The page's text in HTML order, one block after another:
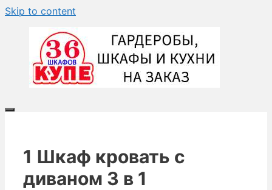
Skip to content
1 Шкаф кровать с
диваном 3 в 1